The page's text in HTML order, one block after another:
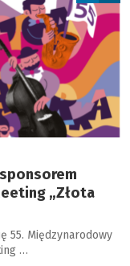
„Złota
55. Międzynarodowy
…